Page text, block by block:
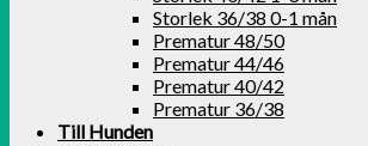
Storlek 36/38 0-1 mån
Prematur 48/50
Prematur 44/46
Prematur 40/42
Prematur 36/38
Till Hunden